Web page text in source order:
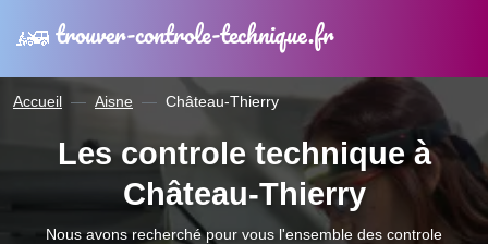
trouver-controle-technique.fr
Accueil Aisne Château-Thierry
Les controle technique à
Château-Thierry
Nous avons recherché pour vous l'ensemble des controle